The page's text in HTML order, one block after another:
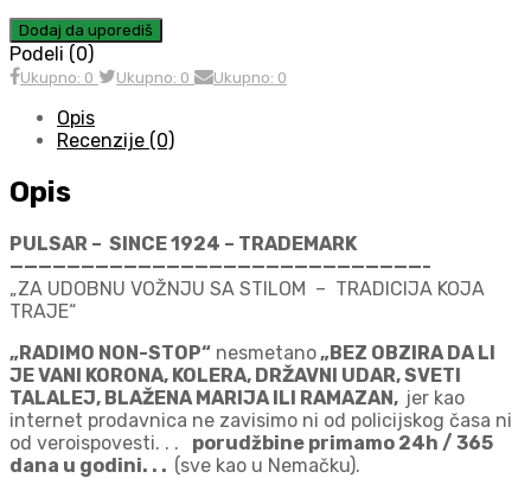
Dodaj da uporediš
Podeli (0)
Ukupno: 0 Ukupno: 0 Ukupno: 0
Opis
Recenzije (0)
Opis
PULSAR – SINCE 1924 – TRADEMARK
—————————————————————————————-
„ZA UDOBNU VOŽNJU SA STILOM – TRADICIJA KOJA
TRAJE“
„RADIMO NON-STOP“ nesmetano „BEZ OBZIRA DA LI
JE VANI KORONA, KOLERA, DRŽAVNI UDAR, SVETI
TALALEJ, BLAŽENA MARIJA ILI RAMAZAN, jer kao
internet prodavnica ne zavisimo ni od policijskog časa ni
od veroispovesti. . .
porudžbine primamo 24h / 365
dana u godini. . . (sve kao u Nemačku).